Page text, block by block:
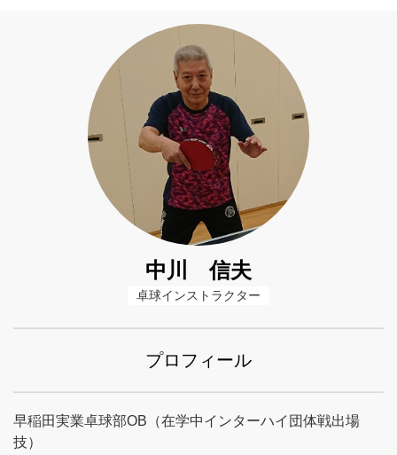
中川 信夫
卓球インストラクター
プロフィール
早稲田実業卓球部OB（在学中インターハイ団体戦出場
技）